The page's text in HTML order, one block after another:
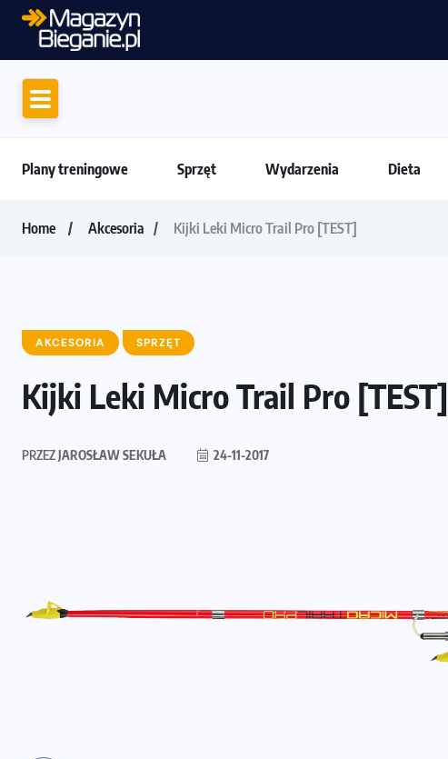
Plany treningowe Sprzęt Wydarzenia Dieta
Home Akcesoria Kijki Leki Micro Trail Pro [TEST]
AKCESORIA SPRZĘT
Kijki Leki Micro Trail Pro [TEST]
PRZEZJAROSŁAW SEKUŁA 24-11-2017